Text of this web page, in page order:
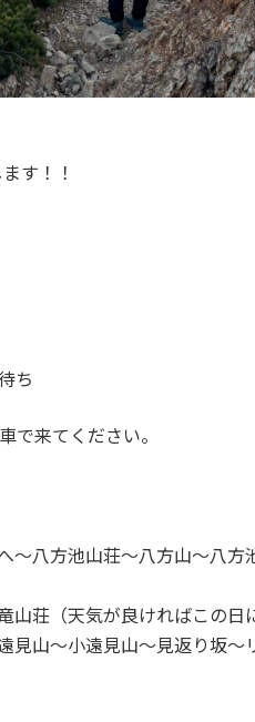
す！！
ち
来てください。
〜八方池山荘〜八方山〜八方
荘（天気が良ければこの日
見山〜小遠見山〜見返り坂〜